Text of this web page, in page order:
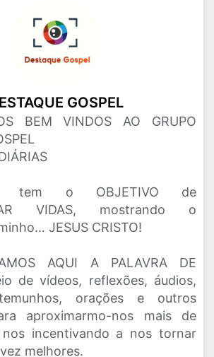
GOSPEL
BEM VINDOS AO GRUPO
tem o OBJETIVO de
VIDAS, mostrando o
JESUS CRISTO!
AQUI A PALAVRA DE
de vídeos, reflexões, áudios,
orações e outros
aproximarmo-nos mais de
incentivando a nos tornar
melhores.